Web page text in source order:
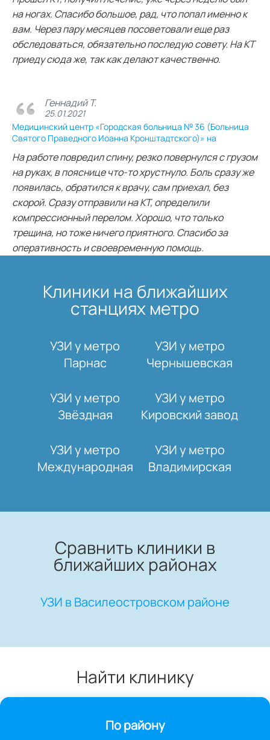
на ногах. Спасибо большое, рад, что попал именно к
вам. Через пару месяцев посоветовали еще раз
обследоваться, обязательно последую совету. На КТ
приеду сюда же, так как делают качественно.
Геннадий Т.
25.01.2021
Медицинский центр «Городская больница № 36 (Больница
Святого Праведного Иоанна Кронштадтского)» на
На работе повредил спину, резко повернулся с грузом
на руках, в пояснице что-то хрустнуло. Боль сразу же
появилась, обратился к врачу, сам приехал, без
скорой. Сразу отправили на КТ, определили
компрессионный перелом. Хорошо, что только
трещина, но тоже ничего приятного. Спасибо за
оперативность и своевременную помощь.
Клиники на ближайших
станциях метро
УЗИ у метро
Парнас
УЗИ у метро
Звёздная
УЗИ у метро
Международная
УЗИ у метро
Чернышевская
УЗИ у метро
Кировский завод
УЗИ у метро
Владимирская
Сравнить клиники в
ближайших районах
УЗИ в Василеостровском районе
Найти клинику
По району